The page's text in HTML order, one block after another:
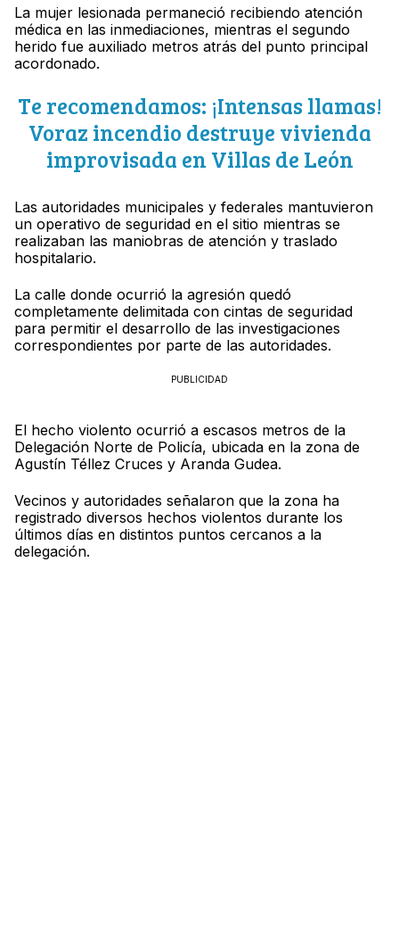
La mujer lesionada permaneció recibiendo atención
médica en las inmediaciones, mientras el segundo
herido fue auxiliado metros atrás del punto principal
acordonado.
Te recomendamos: ¡Intensas llamas!
Voraz incendio destruye vivienda
improvisada en Villas de León
Las autoridades municipales y federales mantuvieron
un operativo de seguridad en el sitio mientras se
realizaban las maniobras de atención y traslado
hospitalario.
La calle donde ocurrió la agresión quedó
completamente delimitada con cintas de seguridad
para permitir el desarrollo de las investigaciones
correspondientes por parte de las autoridades.
PUBLICIDAD
El hecho violento ocurrió a escasos metros de la
Delegación Norte de Policía, ubicada en la zona de
Agustín Téllez Cruces y Aranda Gudea.
Vecinos y autoridades señalaron que la zona ha
registrado diversos hechos violentos durante los
últimos días en distintos puntos cercanos a la
delegación.